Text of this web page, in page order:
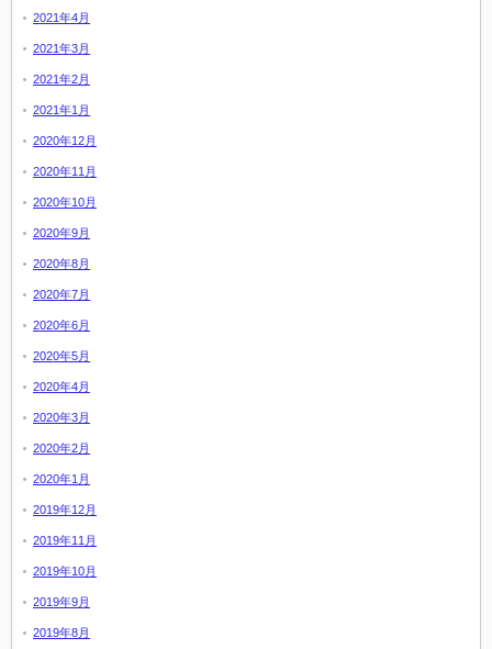
2021年4月
2021年3月
2021年2月
2021年1月
2020年12月
2020年11月
2020年10月
2020年9月
2020年8月
2020年7月
2020年6月
2020年5月
2020年4月
2020年3月
2020年2月
2020年1月
2019年12月
2019年11月
2019年10月
2019年9月
2019年8月